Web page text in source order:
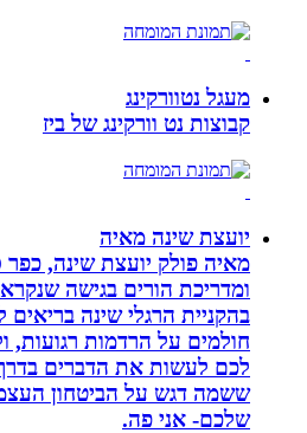
מעגל נטוורקינג
קבוצות נט וורקינג של ביז
יועצת שינה מאיה
מאיה פולק יועצת שינה, כפר
ומדריכת הורים בגישה שנקראת
בהקניית הרגלי שינה בריאים
חולמים על הרדמות רגועות,
לכם לעשות את הדברים בדרך
ששמה דגש על הביטחון העצמי
שלכם- אני פה.